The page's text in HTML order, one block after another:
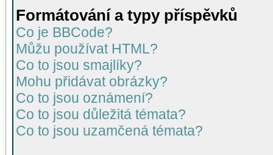
Formátování a typy příspěvků
Co je BBCode?
Můžu používat HTML?
Co to jsou smajlíky?
Mohu přidávat obrázky?
Co to jsou oznámení?
Co to jsou důležitá témata?
Co to jsou uzamčená témata?